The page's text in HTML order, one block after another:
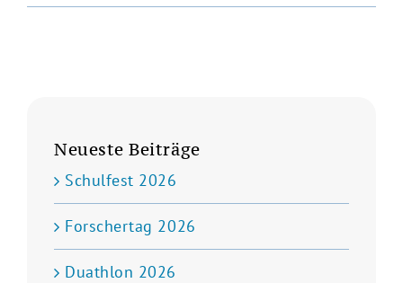
Neueste Beiträge
Schulfest 2026
Forschertag 2026
Duathlon 2026